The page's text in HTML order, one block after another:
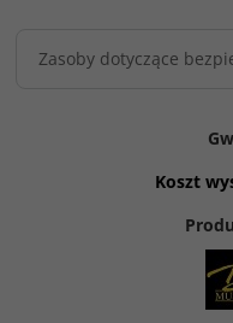
Zasoby dotyczące
Koszt